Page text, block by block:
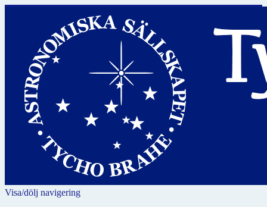
Visa/dölj navigering